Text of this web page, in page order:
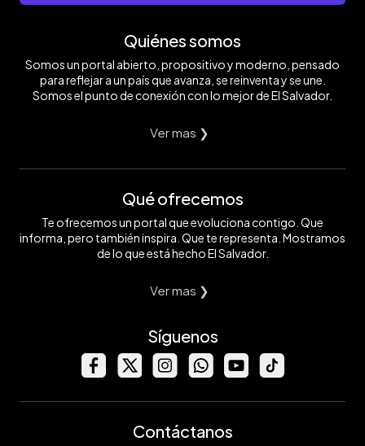
Quiénes somos
Somos un portal abierto, propositivo y moderno, pensado
para reflejar a un país que avanza, se reinventa y se une.
Somos el punto de conexión con lo mejor de El Salvador.
Ver mas ❯
Qué ofrecemos
Te ofrecemos un portal que evoluciona contigo. Que
informa, pero también inspira. Que te representa. Mostramos
de lo que está hecho El Salvador.
Ver mas ❯
Síguenos
Contáctanos